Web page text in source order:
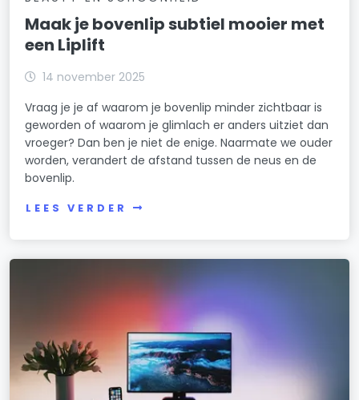
Maak je bovenlip subtiel mooier met
een Liplift
14 november 2025
Vraag je je af waarom je bovenlip minder zichtbaar is
geworden of waarom je glimlach er anders uitziet dan
vroeger? Dan ben je niet de enige. Naarmate we ouder
worden, verandert de afstand tussen de neus en de
bovenlip.
LEES VERDER